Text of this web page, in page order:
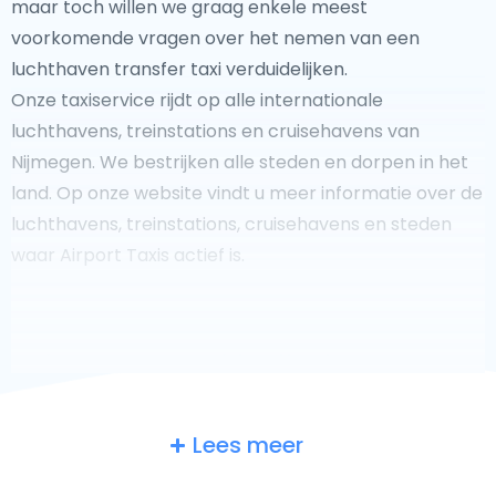
maar toch willen we graag enkele meest
voorkomende vragen over het nemen van een
luchthaven transfer taxi verduidelijken.
Onze taxiservice rijdt op alle internationale
luchthavens, treinstations en cruisehavens van
Nijmegen. We bestrijken alle steden en dorpen in het
land. Op onze website vindt u meer informatie over de
luchthavens, treinstations, cruisehavens en steden
waar Airport Taxis actief is.
Lees meer